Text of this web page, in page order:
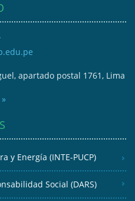
apartado postal 1761, Lima
y Energía (INTE-PUCP)
Social (DARS)